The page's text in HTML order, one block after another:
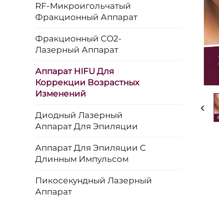
RF-Микроигольчатый
Фракционный Аппарат
Фракционный CO2-
Лазерный Аппарат
Аппарат HIFU Для
Коррекции Возрастных
Изменений
Диодный Лазерный
Аппарат Для Эпиляции
Аппарат Для Эпиляции С
Длинным Импульсом
Пикосекундный Лазерный
Аппарат